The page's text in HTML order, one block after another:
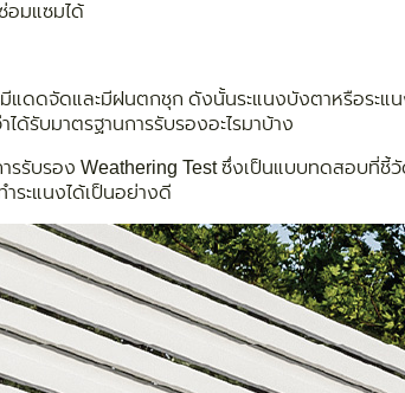
อมแซมได้
มีแดดจัดและมีฝนตกชุก ดังนั้นระแนงบังตาหรือระ
รับมาตรฐานการรับรองอะไรมาบ้าง
บรอง Weathering Test ซึ่งเป็นแบบทดสอบที่ชี้
ระแนงได้เป็นอย่างดี